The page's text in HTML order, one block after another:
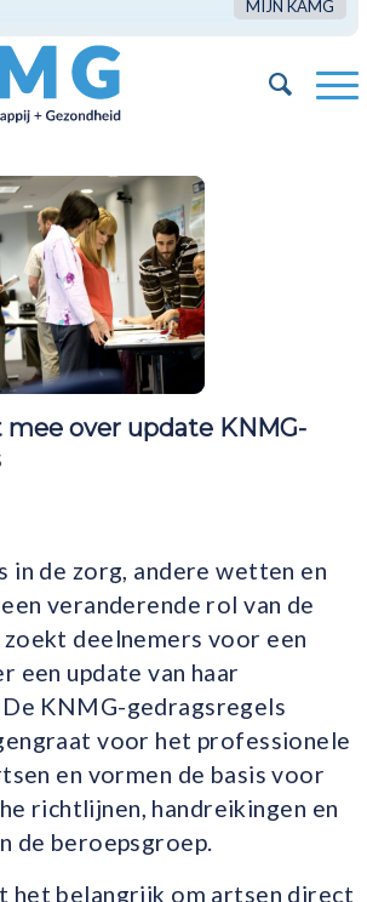
MIJN KAMG
mee over update KNMG-
in de zorg, andere wetten en
veranderende rol van de
deelnemers voor een
een update van haar
KNMG-gedragsregels
voor het professionele
en vormen de basis voor
richtlijnen, handreikingen en
de beroepsgroep.
het belangrijk om artsen direct